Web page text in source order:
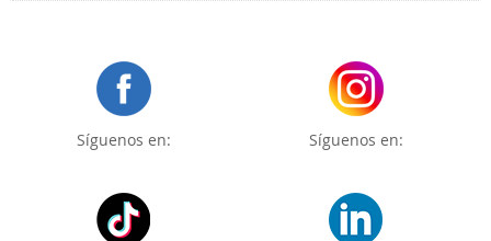
Síguenos en: Síguenos en: